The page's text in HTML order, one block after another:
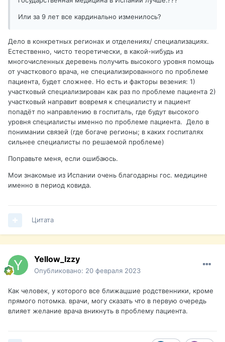
родила уже двоих, и теперь про частников слышать не
хочет.Таких случае много, да, и в госпитале
несколько операций, которые вспоминаю как чудный
сон, так все хорошо прошло, папу моего дважды с того
света вернули и все только через государственную
медицину. Есть еще знакомый русский, богатый, может
позволить себе платныую медицину без проблем. Что и
делал пару раз,а я все его донимала зачем ему это надо,
если может иметь государственную.Как то показал он
мне счет из госпиталя, за ночь и по сути ничего сделано
не было особого, я обалдела. Грабеж ни за что. Короче,
сейчас он спокойненько перешел на гос врачей и очень
даже доволен.
Или за 9 лет все кардинально изменилось?
Дело в конкретных регионах и отделениях/ специализациях.
Естественно, чисто теоретически, в какой-нибудь из
многочисленных деревень получить высокого уровня помощь
от участкового врача, не специализированного по проблеме
пациента, будет сложнее. Но есть и факторы везения: 1)
участковый специализирован как раз по проблеме пациента 2)
участковый направит вовремя к специалисту и пациент
попадёт по направлению в госпиталь, где будут высокого
уровня специалисты именно по проблеме пациента. Дело в
понимании связей (где богаче регионы; в каких госпиталях
сильнее специалисты по решаемой проблеме)
Поправьте меня, если ошибаюсь.
Мои знакомые из Испании очень благодарны гос. медицине
именно в период ковида.
Цитата
Yellow_Izzy
Опубликовано: 20 февраля 2023
Как человек, у которого все ближацшие родственники, кроме
прямого потомка. врачи, могу сказать что в первую очередь
влияет желание врача вникнуть в проблему пациента.